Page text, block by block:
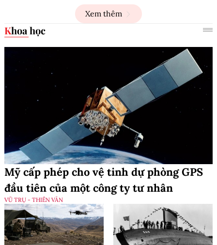
Xem thêm
Khoa học
Mỹ cấp phép cho vệ tinh dự phòng GPS
đầu tiên của một công ty tư nhân
VŨ TRỤ - THIÊN VĂN